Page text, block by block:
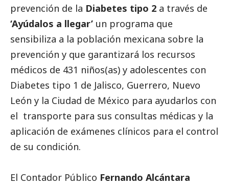
prevención de la Diabetes tipo 2 a través de
‘Ayúdalos a llegar’ un programa que
sensibiliza a la población mexicana sobre la
prevención y que garantizará los recursos
médicos de 431 niños(as) y adolescentes con
Diabetes tipo 1 de Jalisco, Guerrero, Nuevo
León y la Ciudad de México para ayudarlos con
el transporte para sus consultas médicas y la
aplicación de exámenes clínicos para el control
de su condición.
El Contador Público Fernando Alcántara